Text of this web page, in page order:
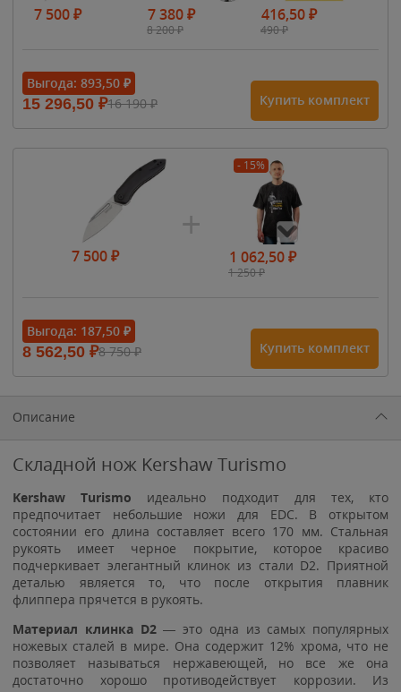
7 500₽ 7 380₽
8 200₽
416,50₽
490₽
Выгода: 893,50 ₽
15 296,50 ₽16 190₽ Купить комплект
7 500₽
- 15%
1 062,50₽
1 250₽
1 615₽
1 900₽1 900₽
Выгода: 187,50 ₽
8 562,50 ₽8 750₽ Купить комплект
Описание
Складной нож Kershaw Turismo
Kershaw Turismo идеально подходит для тех, кто
предпочитает небольшие ножи для EDC. В открытом
состоянии его длина составляет всего 170 мм. Стальная
рукоять имеет черное покрытие, которое красиво
подчеркивает элегантный клинок из стали D2. Приятной
деталью является то, что после открытия плавник
флиппера прячется в рукоять.
Материал клинка D2— это одна из самых популярных
ножевых сталей в мире. Она содержит 12% хрома, что не
позволяет называться нержавеющей, но все же она
достаточно хорошо противодействует коррозии. Из